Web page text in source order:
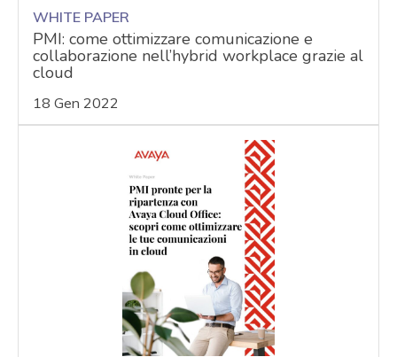
WHITE PAPER
PMI: come ottimizzare comunicazione e
collaborazione nell’hybrid workplace grazie al
cloud
18 Gen 2022